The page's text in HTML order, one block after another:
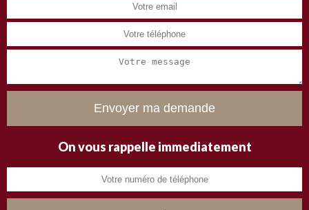
On vous rappelle immediatement